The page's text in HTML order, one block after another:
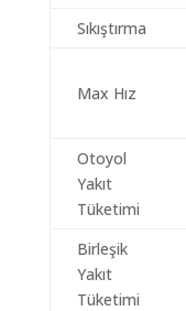
Sıkıştırma
Max Hız
Otoyol
Yakıt
Tüketimi
Birleşik
Yakıt
Tüketimi